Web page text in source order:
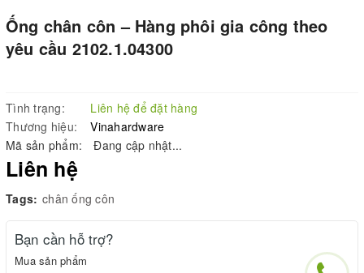
Ống chân côn – Hàng phôi gia công theo
yêu cầu 2102.1.04300
Tình trạng:
Liên hệ để đặt hàng
Thương hiệu:
Vinahardware
Mã sản phẩm:
Đang cập nhật...
Liên hệ
Tags: chân ống côn
Bạn cần hỗ trợ?
Mua sản phẩm